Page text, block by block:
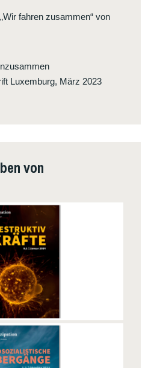
fahren zusammen“ von
Luxemburg, März 2023
von